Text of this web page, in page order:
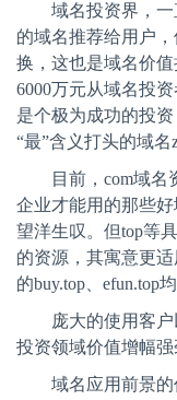
域名投资界，
的域名推荐给用户
换，这也是域名价
6000万元从域名投
是个极为成功的投资
“最”含义打头的域名
目前， com域名
企业才能用的那些
望洋生叹。但top等
的资源，其寓意更
的buy.top efun.top
庞大的使用客
投资领域价值增幅强
域名应用前景的